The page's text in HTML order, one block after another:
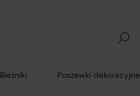
Bieżniki Poszewki dekoracyjne